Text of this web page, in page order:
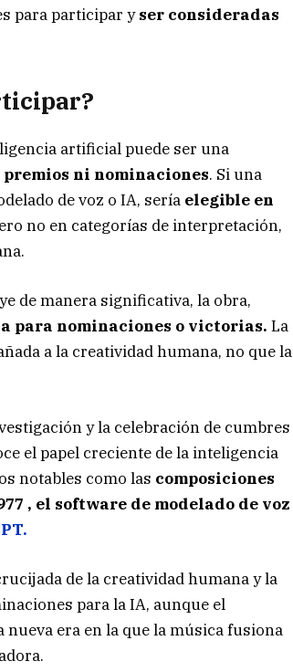
para participar yser consideradas
artificial puede ser una
ni nominaciones. Si una
de voz o IA, sería elegible en
no en categorías de interpretación,
de manera significativa, la obra,
para nominaciones o victorias. La
a la creatividad humana, no que la
y la celebración de cumbres
el papel creciente de la inteligencia
notables como las composiciones
, el software de modelado de voz
de la creatividad humana y la
para la IA, aunque el
era en la que la música fusiona